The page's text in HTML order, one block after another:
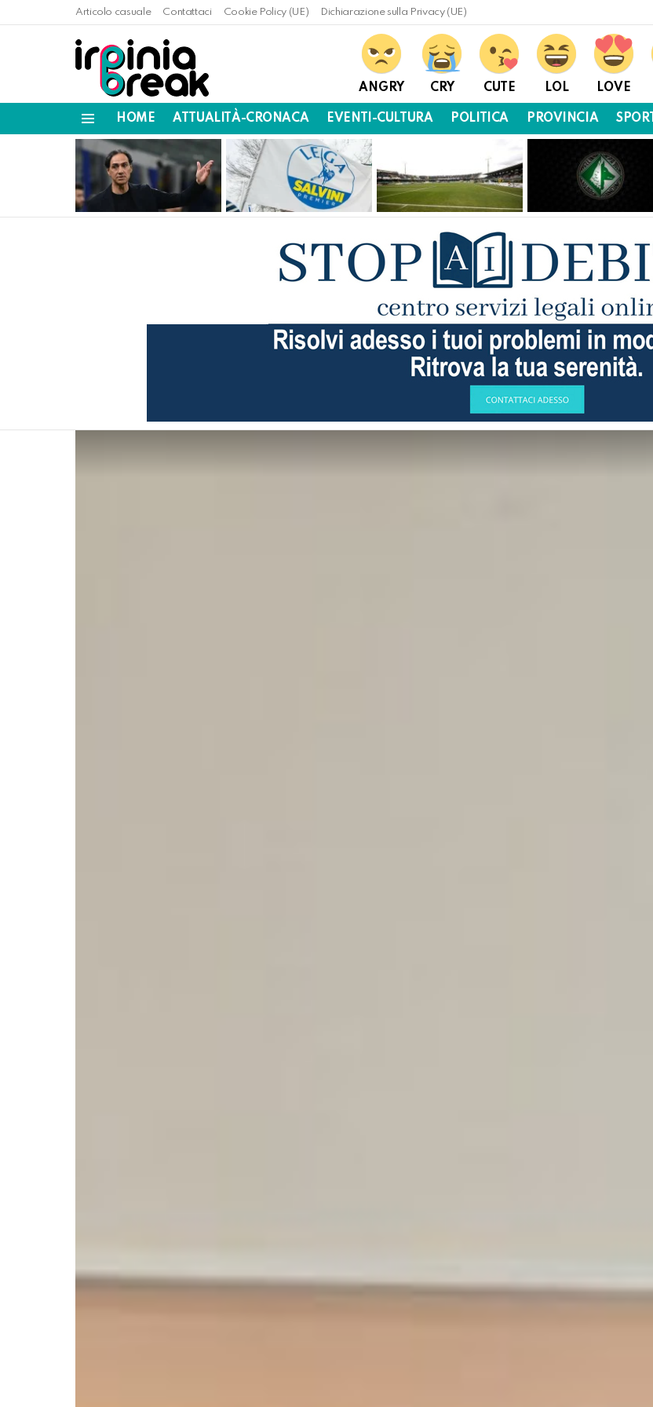
Articolo casuale Contattaci Cookie Policy (UE) Dichiarazione sulla Privacy (UE)
ANGRY CRY CUTE LOL LOVE
HOME ATTUALITÀ-CRONACA EVENTI-CULTURA POLITICA PROVINCIA SPORT
LATEST
STORIES